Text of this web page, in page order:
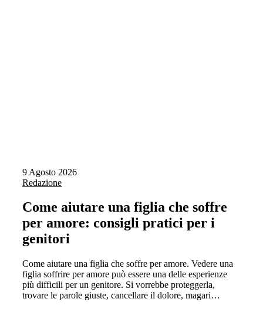
9 Agosto 2026
Redazione
Come aiutare una figlia che soffre
per amore: consigli pratici per i
genitori
Come aiutare una figlia che soffre per amore. Vedere una
figlia soffrire per amore può essere una delle esperienze
più difficili per un genitore. Si vorrebbe proteggerla,
trovare le parole giuste, cancellare il dolore, magari…